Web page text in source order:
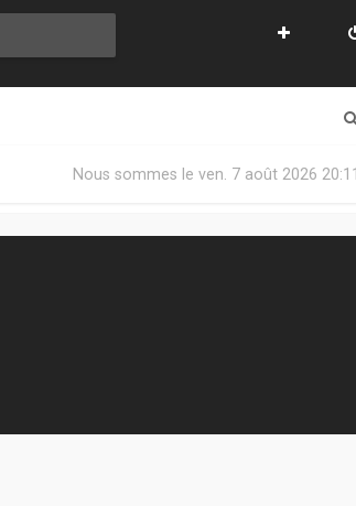
Nous sommes le ven. 7 août 2026 20:11